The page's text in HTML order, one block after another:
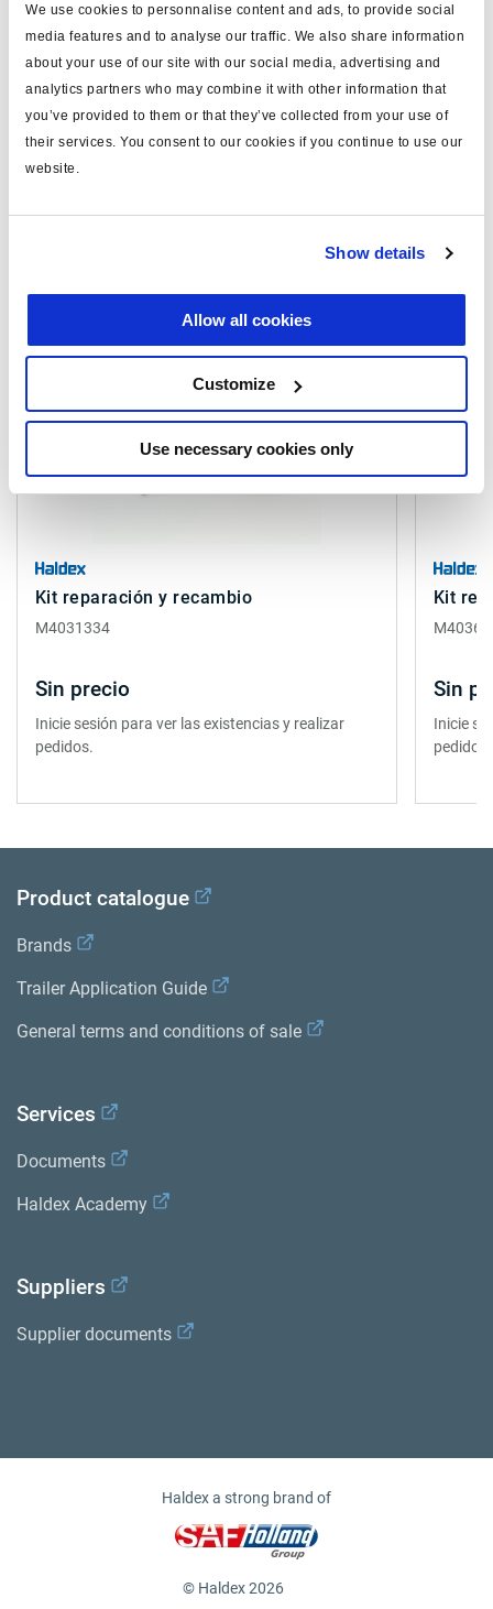
We use cookies to personnalise content and ads, to provide social
media features and to analyse our traffic. We also share information
about your use of our site with our social media, advertising and
analytics partners who may combine it with other information that
you’ve provided to them or that they’ve collected from your use of
their services. You consent to our cookies if you continue to use our
website.
Show details
Allow all cookies
Customize
Use necessary cookies only
peso (kg) 5.2
Documentos
Vea todas las publicaciones relacionadas en nuestra
Kit reparación y recambio
M4031334
Sin precio
Inicie sesión para ver las existencias y realizar
pedidos.
Kit
Sin
Inicie
pedidos.
Product catalogue
Brands
Trailer Application Guide
General terms and conditions of sale
Services
Documents
Haldex Academy
Suppliers
Supplier documents
Haldex a strong brand of
© Haldex 2026